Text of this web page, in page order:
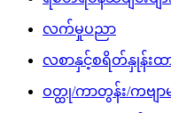
လက်မှုပညာ
လစာနှင့်စရိတ်နှုန်းထ
ဝတ္ထု/ကာတွန်း/ကဗျာမ